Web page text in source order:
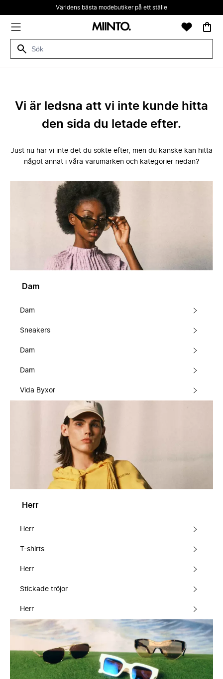
Världens bästa modebutiker på ett ställe
Vi är ledsna att vi inte kunde hitta
den sida du letade efter.
Just nu har vi inte det du sökte efter, men du kanske kan hitta
något annat i våra varumärken och kategorier nedan?
Dam
Dam
Sneakers
Dam
Dam
Vida Byxor
Herr
Herr
T-shirts
Herr
Stickade tröjor
Herr